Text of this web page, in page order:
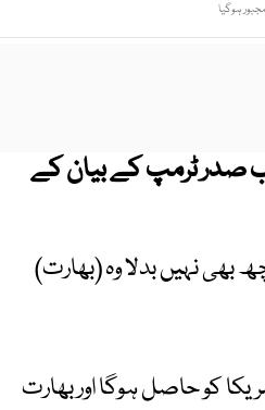
ہوگیا
اب صدر ٹرمپ کے بیان کے
بھی نہیں بدلا وہ (بھارت)
کو حاصل ہوگا اور بھارت